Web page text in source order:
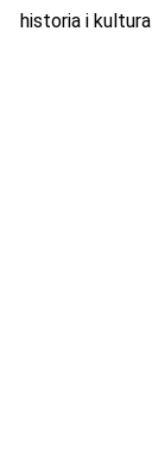
historia i kultura